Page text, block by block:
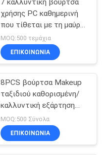
7 καλλυντική βούρτσα
χρήσης PC καθημερινή
που τίθεται με τη μαύρη,
ρόδινη περίπτωση
υφασμάτων
MOQ:500 τεμάχια
ΕΠΙΚΟΙΝΩΝΙΑ
8PCS βούρτσα Makeup
ταξιδιού καθορισμένη/
καλλυντική εξάρτηση
βουρτσών με τη μαύρη
σακούλα ρόλων
MOQ:500 Σύνολα
ΕΠΙΚΟΙΝΩΝΙΑ